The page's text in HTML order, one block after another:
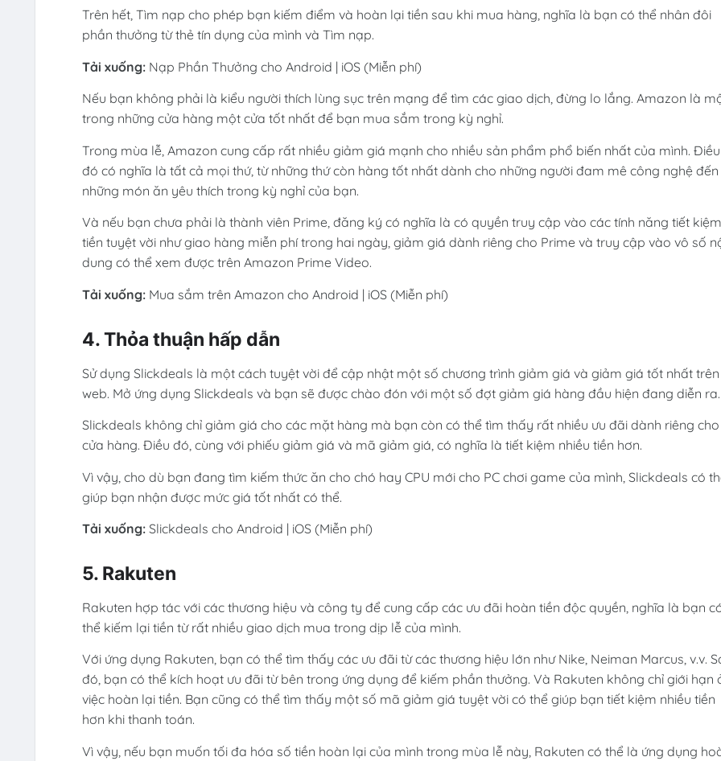
Trên hết, Tìm nạp cho phép bạn kiếm điểm và hoàn lại tiền sau khi mua hàng, nghĩa là bạn có thể nhân đôi
phần thưởng từ thẻ tín dụng của mình và Tìm nạp.
Tải xuống:Nạp Phần Thưởng cho Android | iOS (Miễn phí)
Nếu bạn không phải là kiểu người thích lùng sục trên mạng để tìm các giao dịch, đừng lo lắng. Amazon là
trong những cửa hàng một cửa tốt nhất để bạn mua sắm trong kỳ nghỉ.
Trong mùa lễ, Amazon cung cấp rất nhiều giảm giá mạnh cho nhiều sản phẩm phổ biến nhất của mình. Điều
đó có nghĩa là tất cả mọi thứ, từ những thứ còn hàng tốt nhất dành cho những người đam mê công nghệ đến
những món ăn yêu thích trong kỳ nghỉ của bạn.
Và nếu bạn chưa phải là thành viên Prime, đăng ký có nghĩa là có quyền truy cập vào các tính năng tiết kiệm
tiền tuyệt vời như giao hàng miễn phí trong hai ngày, giảm giá dành riêng cho Prime và truy cập vào vô số
dung có thể xem được trên Amazon Prime Video.
Tải xuống:Mua sắm trên Amazon cho Android | iOS (Miễn phí)
4. Thỏa thuận hấp dẫn
Sử dụng Slickdeals là một cách tuyệt vời để cập nhật một số chương trình giảm giá và giảm giá tốt nhất trên
web. Mở ứng dụng Slickdeals và bạn sẽ được chào đón với một số đợt giảm giá hàng đầu hiện đang diễn ra.
Slickdeals không chỉ giảm giá cho các mặt hàng mà bạn còn có thể tìm thấy rất nhiều ưu đãi dành riêng cho
cửa hàng. Điều đó, cùng với phiếu giảm giá và mã giảm giá, có nghĩa là tiết kiệm nhiều tiền hơn.
Vì vậy, cho dù bạn đang tìm kiếm thức ăn cho chó hay CPU mới cho PC chơi game của mình, Slickdeals có
giúp bạn nhận được mức giá tốt nhất có thể.
Tải xuống:Slickdeals cho Android | iOS (Miễn phí)
5. Rakuten
Rakuten hợp tác với các thương hiệu và công ty để cung cấp các ưu đãi hoàn tiền độc quyền, nghĩa là bạn
thể kiếm lại tiền từ rất nhiều giao dịch mua trong dịp lễ của mình.
Với ứng dụng Rakuten, bạn có thể tìm thấy các ưu đãi từ các thương hiệu lớn như Nike, Neiman Marcus, v.v.
đó, bạn có thể kích hoạt ưu đãi từ bên trong ứng dụng để kiếm phần thưởng. Và Rakuten không chỉ giới hạn
việc hoàn lại tiền. Bạn cũng có thể tìm thấy một số mã giảm giá tuyệt vời có thể giúp bạn tiết kiệm nhiều tiền
hơn khi thanh toán.
Vì vậy, nếu bạn muốn tối đa hóa số tiền hoàn lại của mình trong mùa lễ này, Rakuten có thể là ứng dụng